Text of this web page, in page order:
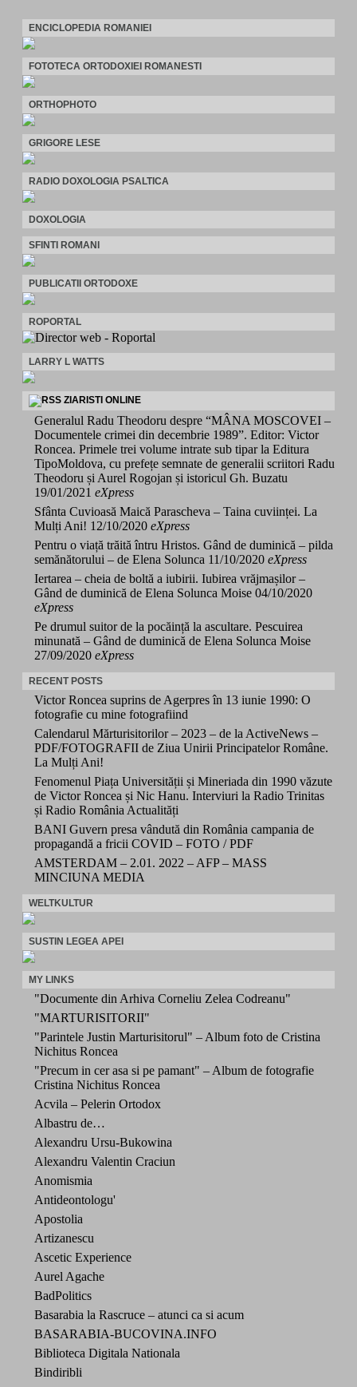
ENCICLOPEDIA ROMANIEI
FOTOTECA ORTODOXIEI ROMANESTI
ORTHOPHOTO
GRIGORE LESE
RADIO DOXOLOGIA PSALTICA
DOXOLOGIA
SFINTI ROMANI
PUBLICATII ORTODOXE
ROPORTAL
LARRY L WATTS
ZIARISTI ONLINE
Generalul Radu Theodoru despre “MÂNA MOSCOVEI –
Documentele crimei din decembrie 1989”. Editor: Victor
Roncea. Primele trei volume intrate sub tipar la Editura
TipoMoldova, cu prefețe semnate de generalii scriitori Radu
Theodoru și Aurel Rogojan și istoricul Gh. Buzatu
19/01/2021 eXpress
Sfânta Cuvioasă Maică Parascheva – Taina cuviinței. La
Mulți Ani! 12/10/2020 eXpress
Pentru o viață trăită întru Hristos. Gând de duminică – pilda
semănătorului – de Elena Solunca 11/10/2020 eXpress
Iertarea – cheia de boltă a iubirii. Iubirea vrăjmașilor –
Gând de duminică de Elena Solunca Moise 04/10/2020
eXpress
Pe drumul suitor de la pocăință la ascultare. Pescuirea
minunată – Gând de duminică de Elena Solunca Moise
27/09/2020 eXpress
RECENT POSTS
Victor Roncea suprins de Agerpres în 13 iunie 1990: O
fotografie cu mine fotografiind
Calendarul Mărturisitorilor – 2023 – de la ActiveNews –
PDF/FOTOGRAFII de Ziua Unirii Principatelor Române.
La Mulți Ani!
Fenomenul Piața Universității și Mineriada din 1990 văzute
de Victor Roncea și Nic Hanu. Interviuri la Radio Trinitas
și Radio România Actualități
BANI Guvern presa vândută din România campania de
propagandă a fricii COVID – FOTO / PDF
AMSTERDAM – 2.01. 2022 – AFP – MASS
MINCIUNA MEDIA
WELTKULTUR
SUSTIN LEGEA APEI
MY LINKS
"Documente din Arhiva Corneliu Zelea Codreanu"
"MARTURISITORII"
"Parintele Justin Marturisitorul" – Album foto de Cristina
Nichitus Roncea
"Precum in cer asa si pe pamant" – Album de fotografie
Cristina Nichitus Roncea
Acvila – Pelerin Ortodox
Albastru de…
Alexandru Ursu-Bukowina
Alexandru Valentin Craciun
Anomismia
Antideontologu'
Apostolia
Artizanescu
Ascetic Experience
Aurel Agache
BadPolitics
Basarabia la Rascruce – atunci ca si acum
BASARABIA-BUCOVINA.INFO
Biblioteca Digitala Nationala
Bindiribli